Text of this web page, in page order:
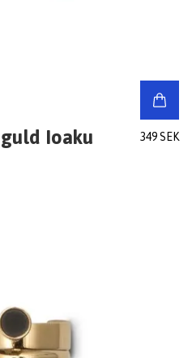
Ioaku 349 SEK